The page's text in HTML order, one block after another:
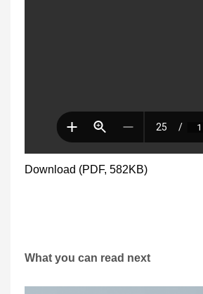
Download (PDF, 582KB)
What you can read next